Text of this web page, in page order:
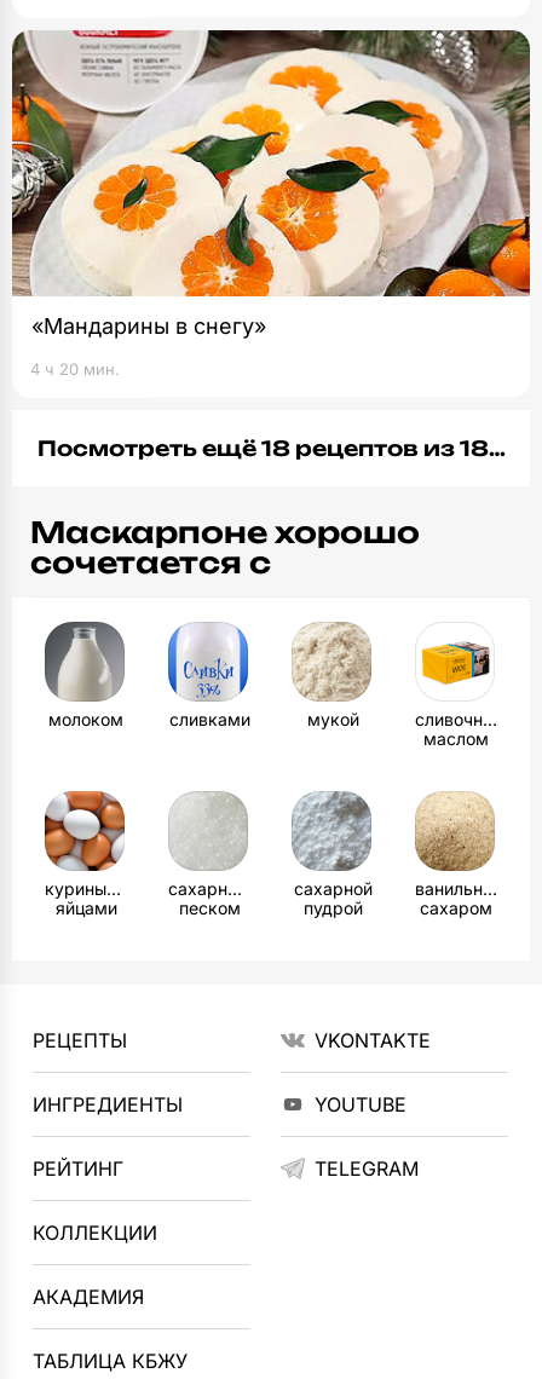
«Мандарины в снегу»
4 ч 20 мин.
Посмотреть ещё 18 рецептов из 18…
Маскарпоне хорошо
сочетается с
молоком сливками мукой
сливочным
маслом
куриными
яйцами
сахарным
песком
сахарной
пудрой
ванильным
сахаром
РЕЦЕПТЫ
ИНГРЕДИЕНТЫ
РЕЙТИНГ
КОЛЛЕКЦИИ
АКАДЕМИЯ
ТАБЛИЦА КБЖУ
VKONTAKTE
YOUTUBE
TELEGRAM